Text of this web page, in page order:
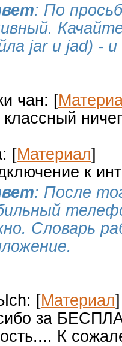
: По
jar и jad) -
чан: [
классный
[Материал]
к
: После
Словарь
[Материал]
за
К